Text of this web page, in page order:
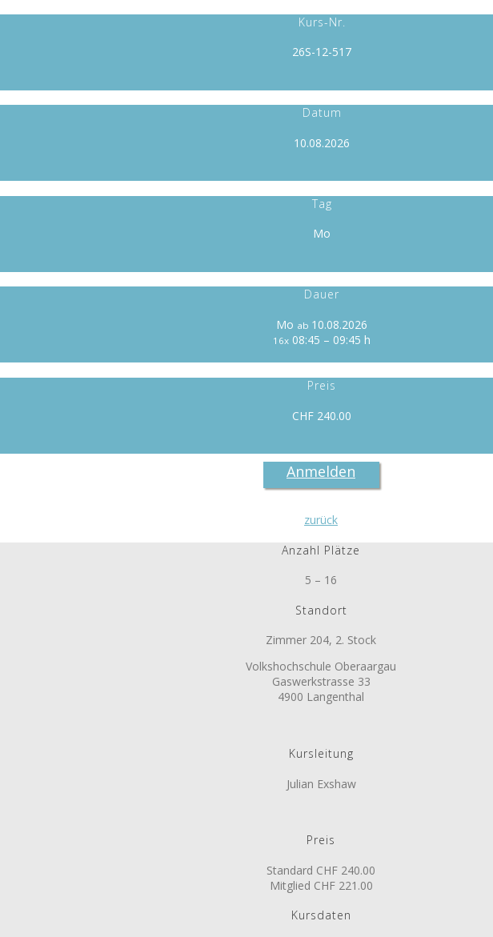
Kurs-Nr.
26S-12-517
Datum
10.08.2026
Tag
Mo
Dauer
Mo ab 10.08.2026
16x 08:45 – 09:45 h
Preis
CHF 240.00
Anmelden
zurück
Anzahl Plätze
5 – 16
Standort
Zimmer 204, 2. Stock
Volkshochschule Oberaargau
Gaswerkstrasse 33
4900 Langenthal
Kursleitung
Julian Exshaw
Preis
Standard CHF 240.00
Mitglied CHF 221.00
Kursdaten